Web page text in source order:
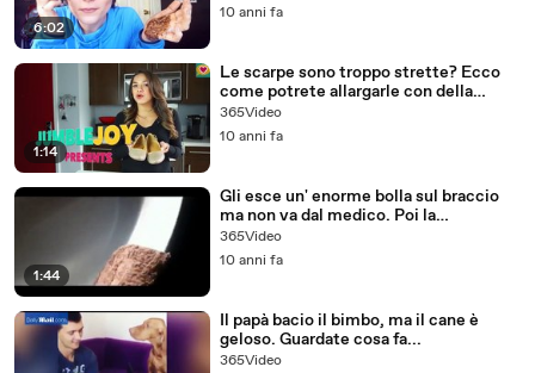
6:02
10 anni fa
1:14
Le scarpe sono troppo strette? Ecco
come potrete allargarle con della
semplice ACQUA...
365Video
10 anni fa
1:44
Gli esce un' enorme bolla sul braccio
ma non va dal medico. Poi la
scioccante scoperta...
365Video
10 anni fa
Il papà bacio il bimbo, ma il cane è
geloso. Guardate cosa fa...
365Video